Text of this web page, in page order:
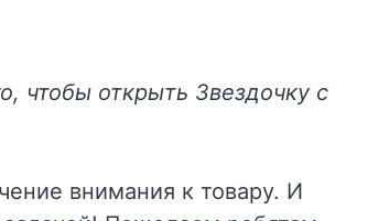
чтобы открыть Звездочку с
внимания к товару. И